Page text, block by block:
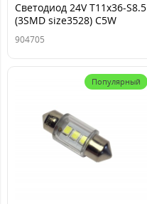
Cветодиод 24V T11x36-S8.5
(3SMD size3528) C5W
белый 0,3 W
11lm(блистер:2шт)TM Nord
904705
Популярный